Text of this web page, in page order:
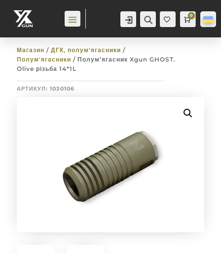
Аккаунт Пошук
Баж
анн
Cart
0
0,0грн
Магазин / ДГК, полум'ягасники /
Полум'ягасники / Полум’ягасник Xgun GHOST.
Olive різьба 14*1L
АРТИКУЛ: 1030106